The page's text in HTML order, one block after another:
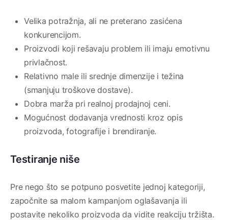
Velika potražnja, ali ne preterano zasićena
konkurencijom.
Proizvodi koji rešavaju problem ili imaju emotivnu
privlačnost.
Relativno male ili srednje dimenzije i težina
(smanjuju troškove dostave).
Dobra marža pri realnoj prodajnoj ceni.
Mogućnost dodavanja vrednosti kroz opis
proizvoda, fotografije i brendiranje.
Testiranje niše
Pre nego što se potpuno posvetite jednoj kategoriji,
započnite sa malom kampanjom oglašavanja ili
postavite nekoliko proizvoda da vidite reakciju tržišta.